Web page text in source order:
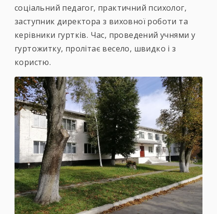
соціальний педагог, практичний психолог,
заступник директора з виховної роботи та
керівники гуртків. Час, проведений учнями у
гуртожитку, пролітає весело, швидко і з
користю.